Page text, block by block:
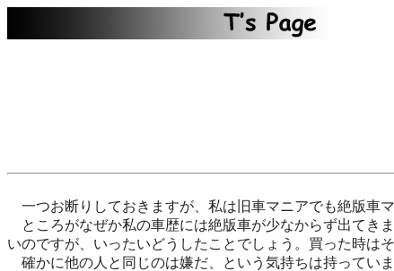
一つお断りしておきますが、私は旧車マニアでも絶版車
ところがなぜか私の車歴には絶版車が少なからず出てき
いのですが、いったいどうしたことでしょう。買った時は
確かに他の人と同じのは嫌だ、という気持ちは持ってい